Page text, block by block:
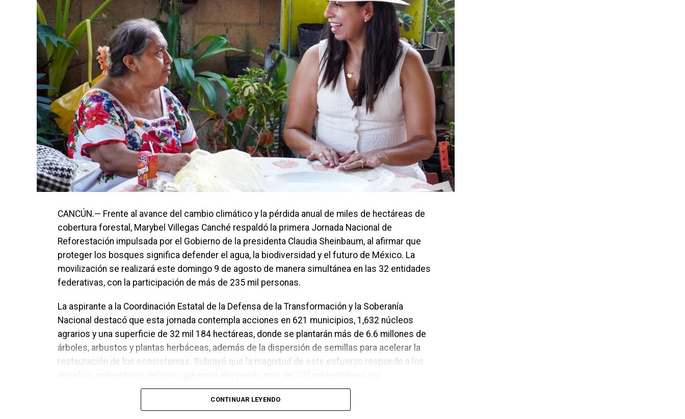
CANCÚN.— Frente al avance del cambio climático y la pérdida anual de miles de hectáreas de
cobertura forestal, Marybel Villegas Canché respaldó la primera Jornada Nacional de
Reforestación impulsada por el Gobierno de la presidenta Claudia Sheinbaum, al afirmar que
proteger los bosques significa defender el agua, la biodiversidad y el futuro de México. La
movilización se realizará este domingo 9 de agosto de manera simultánea en las 32 entidades
federativas, con la participación de más de 235 mil personas.
La aspirante a la Coordinación Estatal de la Defensa de la Transformación y la Soberanía
Nacional destacó que esta jornada contempla acciones en 621 municipios, 1,632 núcleos
agrarios y una superficie de 32 mil 184 hectáreas, donde se plantarán más de 6.6 millones de
árboles, arbustos y plantas herbáceas, además de la dispersión de semillas para acelerar la
restauración de los ecosistemas. Subrayó que la magnitud de este esfuerzo responde a los
deforestación y enfrenta daños por incendios, plagas y enfermedades.
CONTINUAR LEYENDO